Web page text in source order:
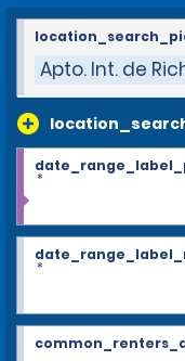
Apto. Int. de
*
*